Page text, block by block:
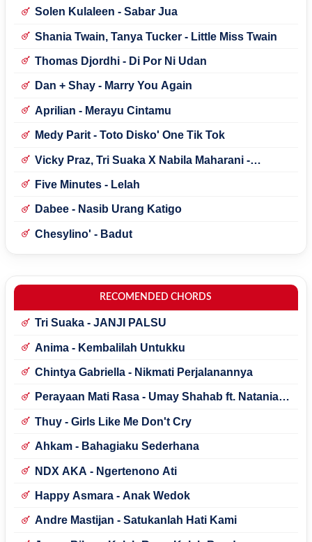
Solen Kulaleen - Sabar Jua
Shania Twain, Tanya Tucker - Little Miss Twain
Thomas Djordhi - Di Por Ni Udan
Dan + Shay - Marry You Again
Aprilian - Merayu Cintamu
Medy Parit - Toto Disko' One Tik Tok
Vicky Praz, Tri Suaka X Nabila Maharani -
Five Minutes - Lelah
Dabee - Nasib Urang Katigo
Chesylino' - Badut
RECOMENDED CHORDS
Tri Suaka - JANJI PALSU
Anima - Kembalilah Untukku
Chintya Gabriella - Nikmati Perjalanannya
Perayaan Mati Rasa - Umay Shahab ft. Natania
Thuy - Girls Like Me Don't Cry
Ahkam - Bahagiaku Sederhana
NDX AKA - Ngertenono Ati
Happy Asmara - Anak Wedok
Andre Mastijan - Satukanlah Hati Kami